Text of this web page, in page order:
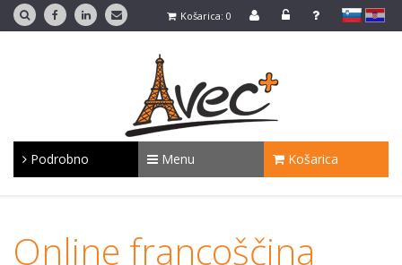
slovenskoHrvaško
Košarica: 0
Podrobno Menu Košarica
Online francoščina